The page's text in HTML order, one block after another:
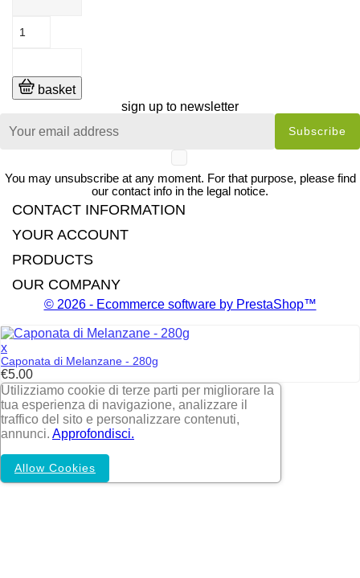
basket
sign up to newsletter
You may unsubscribe at any moment. For that purpose, please find
our contact info in the legal notice.
CONTACT INFORMATION
YOUR ACCOUNT
PRODUCTS
OUR COMPANY
© 2026 - Ecommerce software by PrestaShop™
x
Caponata di Melanzane - 280g
€5.00Price
Utilizziamo cookie di terze parti per migliorare la
tua esperienza di navigazione, analizzare il
traffico del sito e personalizzare contenuti,
annunci. Approfondisci.
Allow Cookies